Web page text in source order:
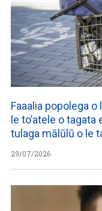
Faaalia popolega
le to’atele o
tulaga mālūlū o le
29/07/2026